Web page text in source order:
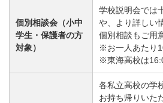
個別相談会（小中
学生・保護者の方
対象）
学校説明会では
や、より詳しい
個別相談もご用
※お一人あたり
※東海高校は
各私立高校の学
お持ち帰りいた